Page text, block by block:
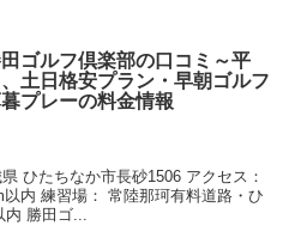
ゴルフ倶楽部の口コミ～平
、土日格安プラン・早朝ゴルフ
プレーの料金情報
ひたちなか市長砂1506 アクセス：
内 練習場： 常陸那珂有料道路・ひ
勝田ゴ...